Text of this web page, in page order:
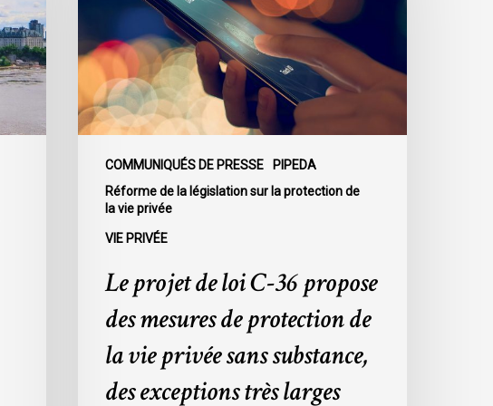
COMMUNIQUÉS DE PRESSE
PIPEDA
Réforme de la législation sur la protection de
la vie privée
VIE PRIVÉE
36
propose
des
mesures
de
protection
sans
substance,
exceptions
larges
Le projet de loi C-36 propose
des mesures de protection de
la vie privée sans substance,
des exceptions très larges